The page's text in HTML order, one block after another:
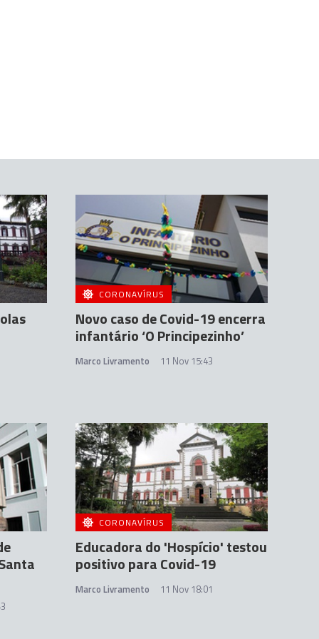
CORONAVÍRUS
Novo caso de Covid-19 encerra
infantário ‘O Principezinho’
Marco Livramento 11 Nov 15:43
CORONAVÍRUS
Educadora do 'Hospício' testou
positivo para Covid-19
Marco Livramento 11 Nov 18:01